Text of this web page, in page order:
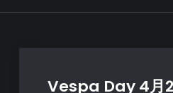
Vespa Day 4月